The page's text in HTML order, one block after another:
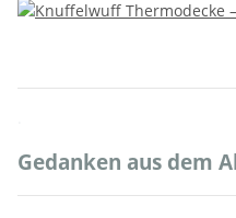
Gedanken aus dem